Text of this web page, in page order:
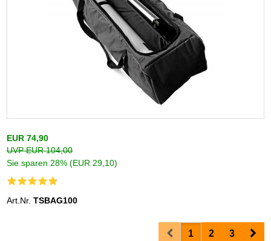
EUR 74,90
UVP EUR 104,00
Sie sparen 28% (EUR 29,10)
Art.Nr.TSBAG100
Prev1 2 3